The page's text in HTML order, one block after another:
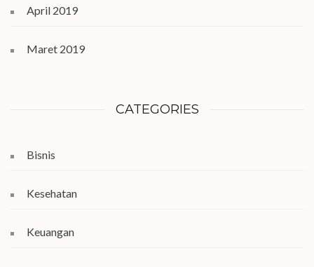
April 2019
Maret 2019
CATEGORIES
Bisnis
Kesehatan
Keuangan